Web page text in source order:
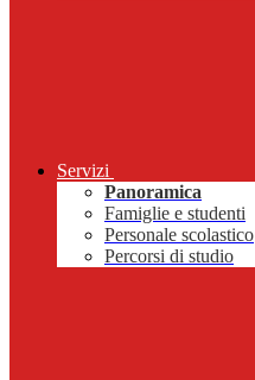
Servizi
Panoramica
Famiglie e studenti
Personale scolastico
Percorsi di studio